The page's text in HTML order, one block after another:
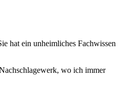
hat ein unheimliches Fachwissen
wo ich immer